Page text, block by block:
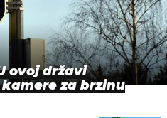
ovoj državi
za brzinu